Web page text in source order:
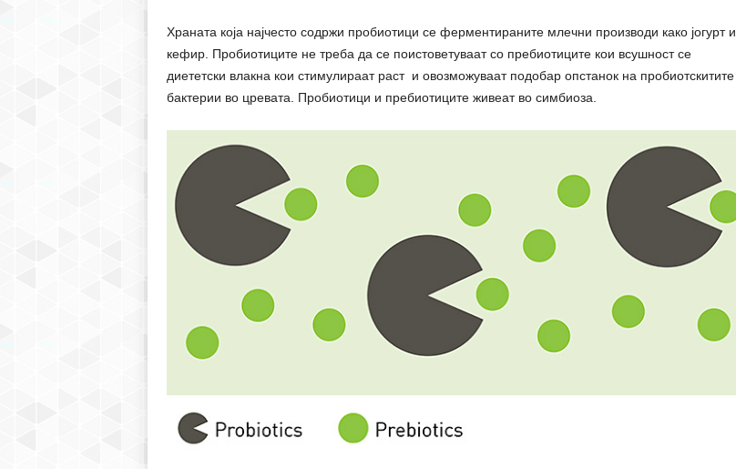
Храната која најчесто содржи пробиотици се ферментираните млечни производи како јогурт и
кефир. Пробиотиците не треба да се поистоветуваат со пребиотиците кои всушност се
диететски влакна кои стимулираат раст и овозможуваат подобар опстанок на пробиотскитите
бактерии во цревата. Пробиотици и пребиотиците живеат во симбиоза.